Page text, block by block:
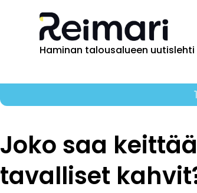
Haminan talousalueen uutislehti
Joko saa keittää
tavalliset